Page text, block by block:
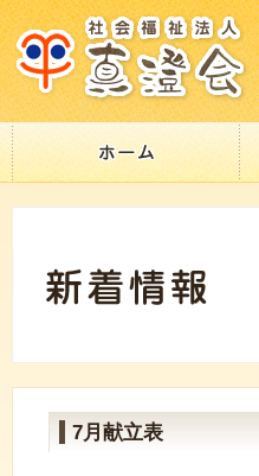
7月献立表